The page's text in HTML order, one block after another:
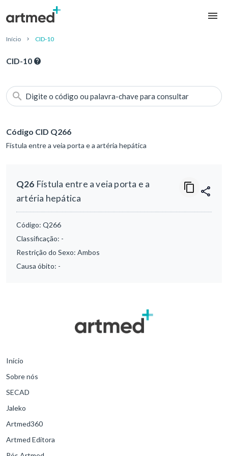
Início CID-10
CID-10
Digite o código ou palavra-chave para consultar
Código CID Q266
Fístula entre a veia porta e a artéria hepática
Q26 Fístula entre a veia porta e a
artéria hepática
Código: Q266
Classificação: -
Restrição do Sexo: Ambos
Causa óbito: -
Início
Sobre nós
SECAD
Jaleko
Artmed360
Artmed Editora